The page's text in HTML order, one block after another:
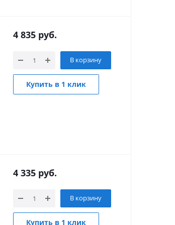
4 835 руб.
В корзину
Купить в 1 клик
4 335 руб.
В корзину
Купить в 1 клик